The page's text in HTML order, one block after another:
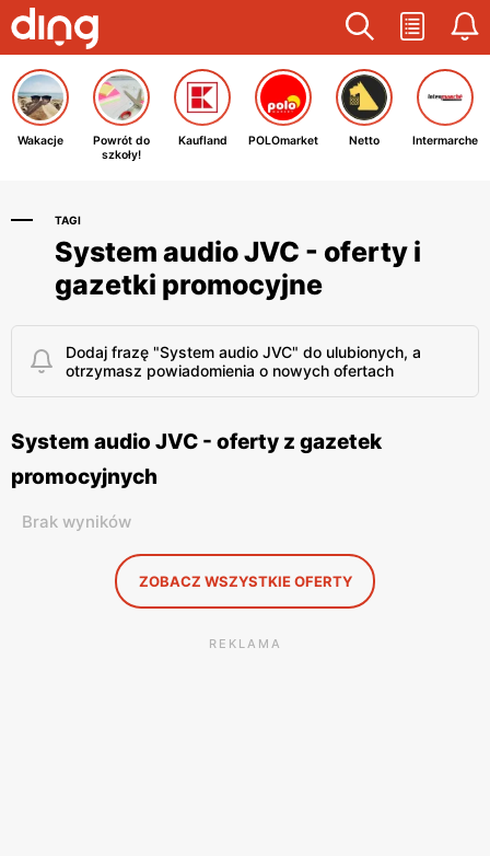
Wakacje
Powrót do
szkoły!
Kaufland POLOmarket Netto Intermarche
TAGI
System audio JVC - oferty i
gazetki promocyjne
Dodaj frazę "System audio JVC" do ulubionych, a
otrzymasz powiadomienia o nowych ofertach
System audio JVC - oferty z gazetek
promocyjnych
Brak wyników
ZOBACZ WSZYSTKIE OFERTY
REKLAMA